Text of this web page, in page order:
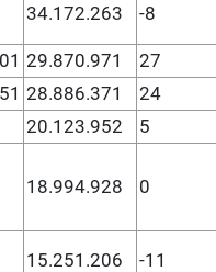
34.172.263 -8
29.870.971 27
28.886.371 24
20.123.952 5
18.994.928 0
15.251.206 -11